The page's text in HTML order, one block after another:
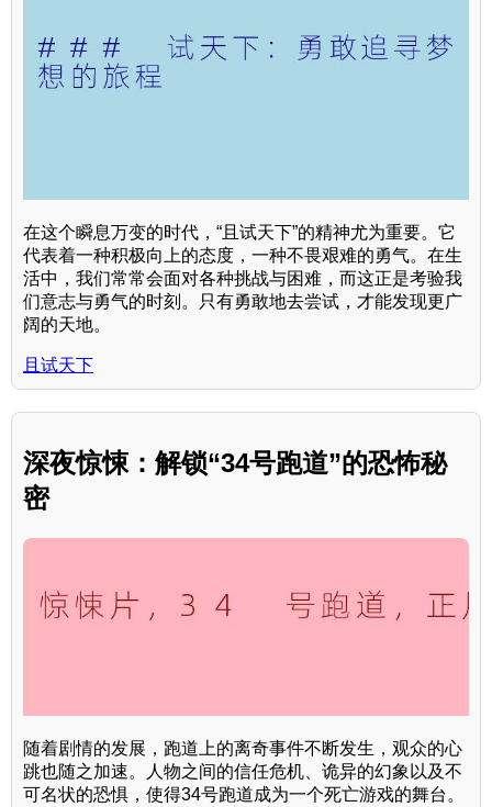
在这个瞬息万变的时代，“且试天下”的精神尤为重要。它
代表着一种积极向上的态度，一种不畏艰难的勇气。在生
活中，我们常常会面对各种挑战与困难，而这正是考验我
们意志与勇气的时刻。只有勇敢地去尝试，才能发现更广
阔的天地。
且试天下
深夜惊悚：解锁“34号跑道”的恐怖秘
密
随着剧情的发展，跑道上的离奇事件不断发生，观众的心
跳也随之加速。人物之间的信任危机、诡异的幻象以及不
可名状的恐惧，使得34号跑道成为一个死亡游戏的舞台。